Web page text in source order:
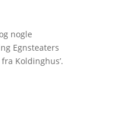
nogle
Egnsteaters
Koldinghus’.